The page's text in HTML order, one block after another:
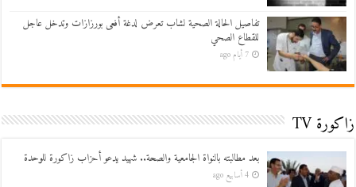
تفاصيل الحالة الصحية لشاب تعرض لدغة أفعى بورزازات وتدخل عاجل
للقطاع الصحي
7 أيام ago
زاكورة TV
بعد مطالبته بالنواة الجامعية والصحة.. شهيد يدعو أحزاب زاكورة للوحدة
4 أسابيع ago